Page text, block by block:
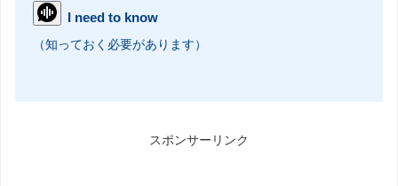
I need to know
（知っておく必要があります）
スポンサーリンク